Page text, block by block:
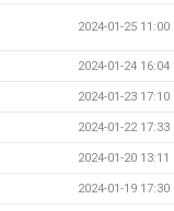
2024-01-25 11:00
2024-01-24 16:04
2024-01-23 17:10
2024-01-22 17:33
2024-01-20 13:11
2024-01-19 17:30